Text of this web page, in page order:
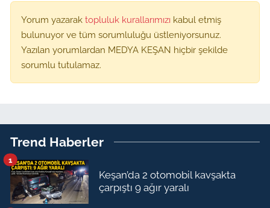
Yorum yazarak topluluk kurallarımızı kabul etmiş
bulunuyor ve tüm sorumluluğu üstleniyorsunuz.
Yazılan yorumlardan MEDYA KEŞAN hiçbir şekilde
sorumlu tutulamaz.
Trend Haberler
Keşan’da 2 otomobil kavşakta
çarpıştı 9 ağır yaralı
1